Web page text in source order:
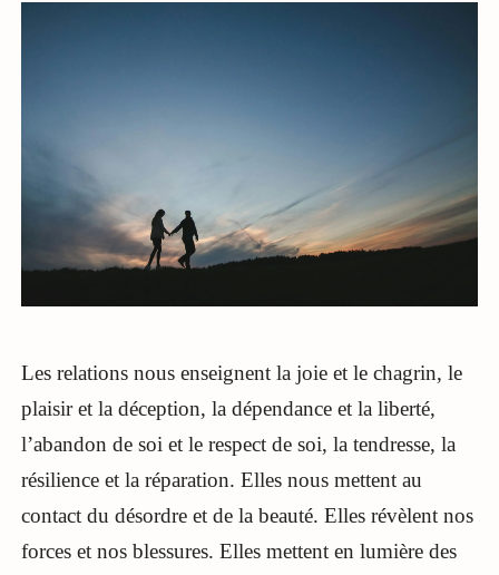
Les relations nous enseignent la joie et le chagrin, le
plaisir et la déception, la dépendance et la liberté,
l’abandon de soi et le respect de soi, la tendresse, la
résilience et la réparation. Elles nous mettent au
contact du désordre et de la beauté. Elles révèlent nos
forces et nos blessures. Elles mettent en lumière des